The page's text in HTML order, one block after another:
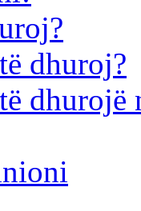
dhuroj?
dhurojë